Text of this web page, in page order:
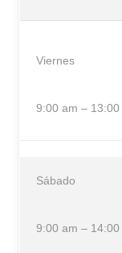
Viernes
9:00 am –
Sábado
9:00 am – 14:00